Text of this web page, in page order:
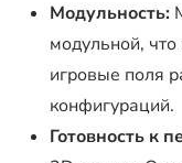
Модульность:
модульной, что
игровые поля
конфигураций.
Готовность к